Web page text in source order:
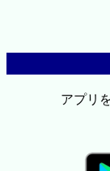
アプリ